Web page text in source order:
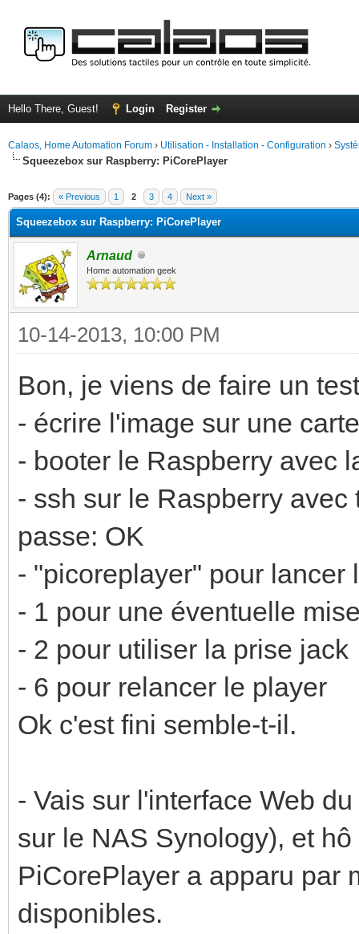
Hello There, Guest! Login Register
Calaos, Home Automation Forum › Utilisation - Installation - Configuration ›
Squeezebox sur Raspberry: PiCorePlayer
Pages (4): « Previous 1 2 3 4 Next »
Squeezebox sur Raspberry: PiCorePlayer
Arnaud
Home automation geek
10-14-2013, 10:00 PM
Bon, je viens de faire un
- écrire l'image sur une
- booter le Raspberry avec
- ssh sur le Raspberry
passe: OK
- "picoreplayer" pour lancer
- 1 pour une éventuelle
- 2 pour utiliser la prise jack
- 6 pour relancer le player
Ok c'est fini semble-t-il.
- Vais sur l'interface Web
sur le NAS Synology), et
PiCorePlayer a apparu par
disponibles.